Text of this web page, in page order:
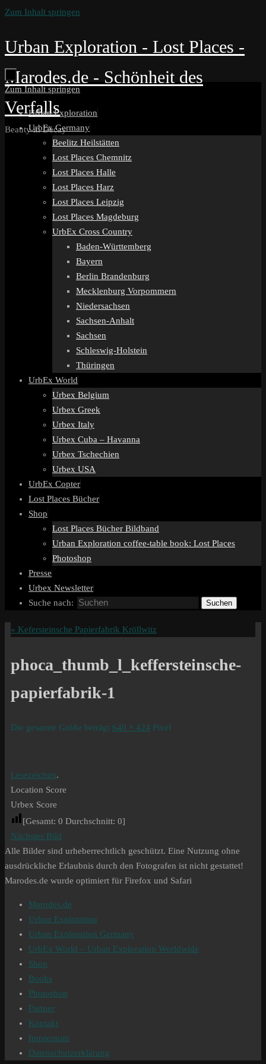
Zum Inhalt springen
Urban Exploration - Lost Places -
Marodes.de - Schönheit des
Verfalls
Beauty in Decay
Zum Inhalt springen
Urban Exploration
UrbEx Germany
Beelitz Heilstätten
Lost Places Chemnitz
Lost Places Halle
Lost Places Harz
Lost Places Leipzig
Lost Places Magdeburg
UrbEx Cross Country
Baden-Württemberg
Bayern
Berlin Brandenburg
Mecklenburg Vorpommern
Niedersachsen
Sachsen-Anhalt
Sachsen
Schleswig-Holstein
Thüringen
UrbEx World
Urbex Belgium
Urbex Greek
Urbex Italy
Urbex Cuba – Havanna
Urbex Tschechien
Urbex USA
UrbEx Copter
Lost Places Bücher
Shop
Lost Places Bücher Bildband
Urban Exploration coffee-table book: Lost Places
Photoshop
Presse
Urbex Newsletter
Suche nach:
Suchen
« Kefersteinsche Papierfabrik Kröllwitz
phoca_thumb_l_keffersteinsche-
papierfabrik-1
Die gesamte Größe beträgt 640 × 424 Pixel
Lesezeichen.
Location Score
Urbex Score
[Gesamt: 0 Durchschnitt: 0]
Nächstes Bild
Alle Bilder sind urheberrechtlich geschützt. Eine Nutzung ohne
ausdrückliche Erlaubnis durch den Fotografen ist nicht gestattet!
Marodes.de wurde optimiert für Firefox und Safari
Marodes.de
Urban Exploration
Urban Exploration Germany
UrbEx World – Urban Exploration Worldwide
Shop
Books
Photoshop
Partner
Kontakt
Impressum
Datenschutzerklärung